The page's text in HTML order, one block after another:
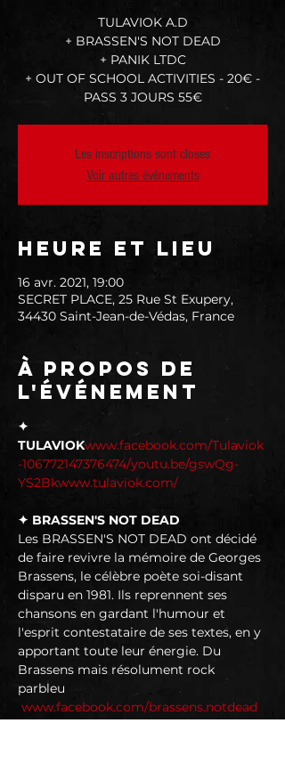
TULAVIOK A.D
+ BRASSEN'S NOT DEAD
+ PANIK LTDC
+ OUT OF SCHOOL ACTIVITIES - 20€ -
PASS 3 JOURS 55€
Les inscriptions sont closes
Voir autres événements
Heure et lieu
16 avr. 2021, 19:00
SECRET PLACE, 25 Rue St Exupery,
34430 Saint-Jean-de-Védas, France
À propos de
l'événement
✦
TULAVIOKwww.facebook.com/Tulaviok
-106772147376474/youtu.be/gswQg-
YS2Bkwww.tulaviok.com/
✦ BRASSEN'S NOT DEAD
Les BRASSEN'S NOT DEAD ont décidé
de faire revivre la mémoire de Georges
Brassens, le célèbre poète soi-disant
disparu en 1981. Ils reprennent ses
chansons en gardant l'humour et
l'esprit contestataire de ses textes, en y
apportant toute leur énergie. Du
Brassens mais résolument rock
parbleu
www.facebook.com/brassens.notdead